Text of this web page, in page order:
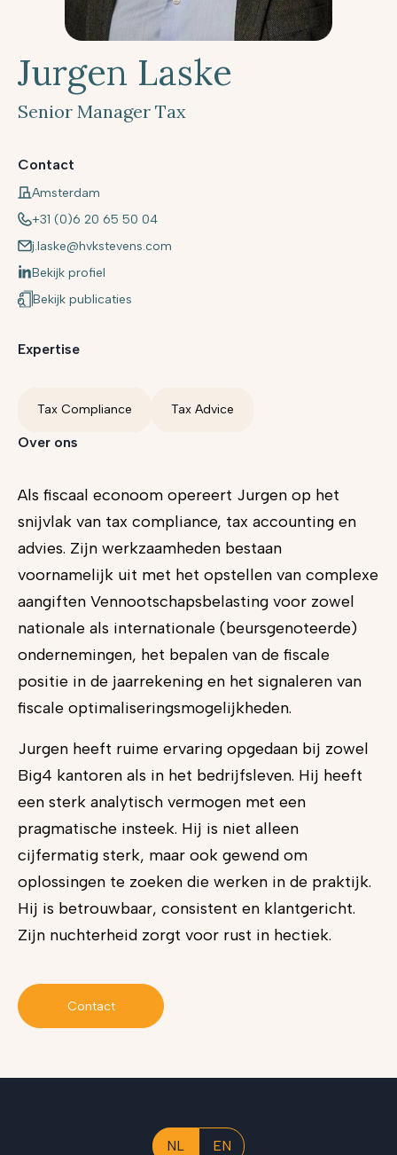
Jurgen Laske
Senior Manager Tax
Contact
Amsterdam
+31 (0)6 20 65 50 04
j.laske@hvkstevens.com
Bekijk profiel
Bekijk publicaties
Expertise
Tax Compliance Tax Advice
Over ons
Als fiscaal econoom opereert Jurgen op het
snijvlak van tax compliance, tax accounting en
advies. Zijn werkzaamheden bestaan
voornamelijk uit met het opstellen van complexe
aangiften Vennootschapsbelasting voor zowel
nationale als internationale (beursgenoteerde)
ondernemingen, het bepalen van de fiscale
positie in de jaarrekening en het signaleren van
fiscale optimaliseringsmogelijkheden.
Jurgen heeft ruime ervaring opgedaan bij zowel
Big4 kantoren als in het bedrijfsleven. Hij heeft
een sterk analytisch vermogen met een
pragmatische insteek. Hij is niet alleen
cijfermatig sterk, maar ook gewend om
oplossingen te zoeken die werken in de praktijk.
Hij is betrouwbaar, consistent en klantgericht.
Zijn nuchterheid zorgt voor rust in hectiek.
Contact
NL EN